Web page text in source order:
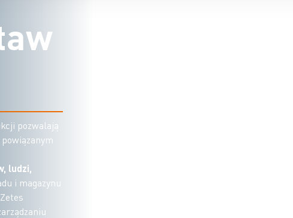
aw
pozwalają
ludzi,
i magazynu